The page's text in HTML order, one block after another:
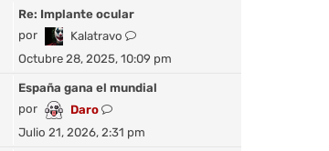
j
e
m
m
e
s
a
j
l
i
m
e
Re: Implante ocular
por
Kalatravo
V
e
ú
i
Octubre 28, 2025, 10:09 pm
España gana el mundial
por
Daro
V
e
Julio 21, 2026, 2:31 pm